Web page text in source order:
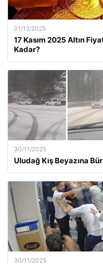
01/12/2025
17 Kasım 2025 Altın
Kadar?
30/11/2025
Uludağ Kış Beyazına
30/11/2025